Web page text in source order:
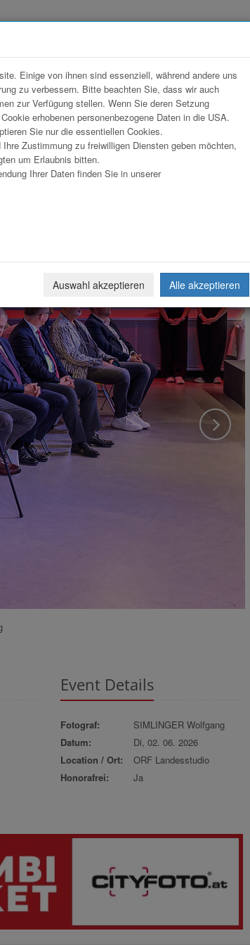
Download Weiterleiten
Event Details
Fotograf:
SIMLINGER Wolfgang
Datum:
Di, 02. 06. 2026
Location / Ort:
ORF Landesstudio
Honorafrei:
Ja
Einige von ihnen sind essenziell, während andere uns
zu verbessern. Bitte beachten Sie, dass wir auch
zur Verfügung stellen. Wenn Sie deren Setzung
erhobenen personenbezogene Daten in die USA.
Sie nur die essentiellen Cookies.
Zustimmung zu freiwilligen Diensten geben möchten,
um Erlaubnis bitten.
Ihrer Daten finden Sie in unserer
Auswahl akzeptieren Alle akzeptieren